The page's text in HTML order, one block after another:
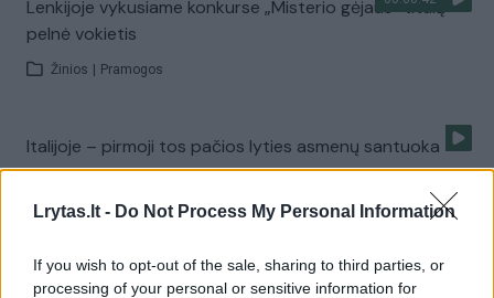
Lrytas.lt - Do Not Process My Personal Information
If you wish to opt-out of the sale, sharing to third parties, or
processing of your personal or sensitive information for
Lenkijoje vykusiame konkurse „Misterio gėjaus“ titulą
pelnė vokietis
Žinios Pramogos
Italijoje – pirmoji tos pačios lyties asmenų santuoka
Eitynės „Už lygybę“: V. Šustausko raginimai, yra
sulaikytų